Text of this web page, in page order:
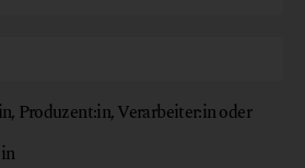
Produzent:in, Verarbeiter:in oder